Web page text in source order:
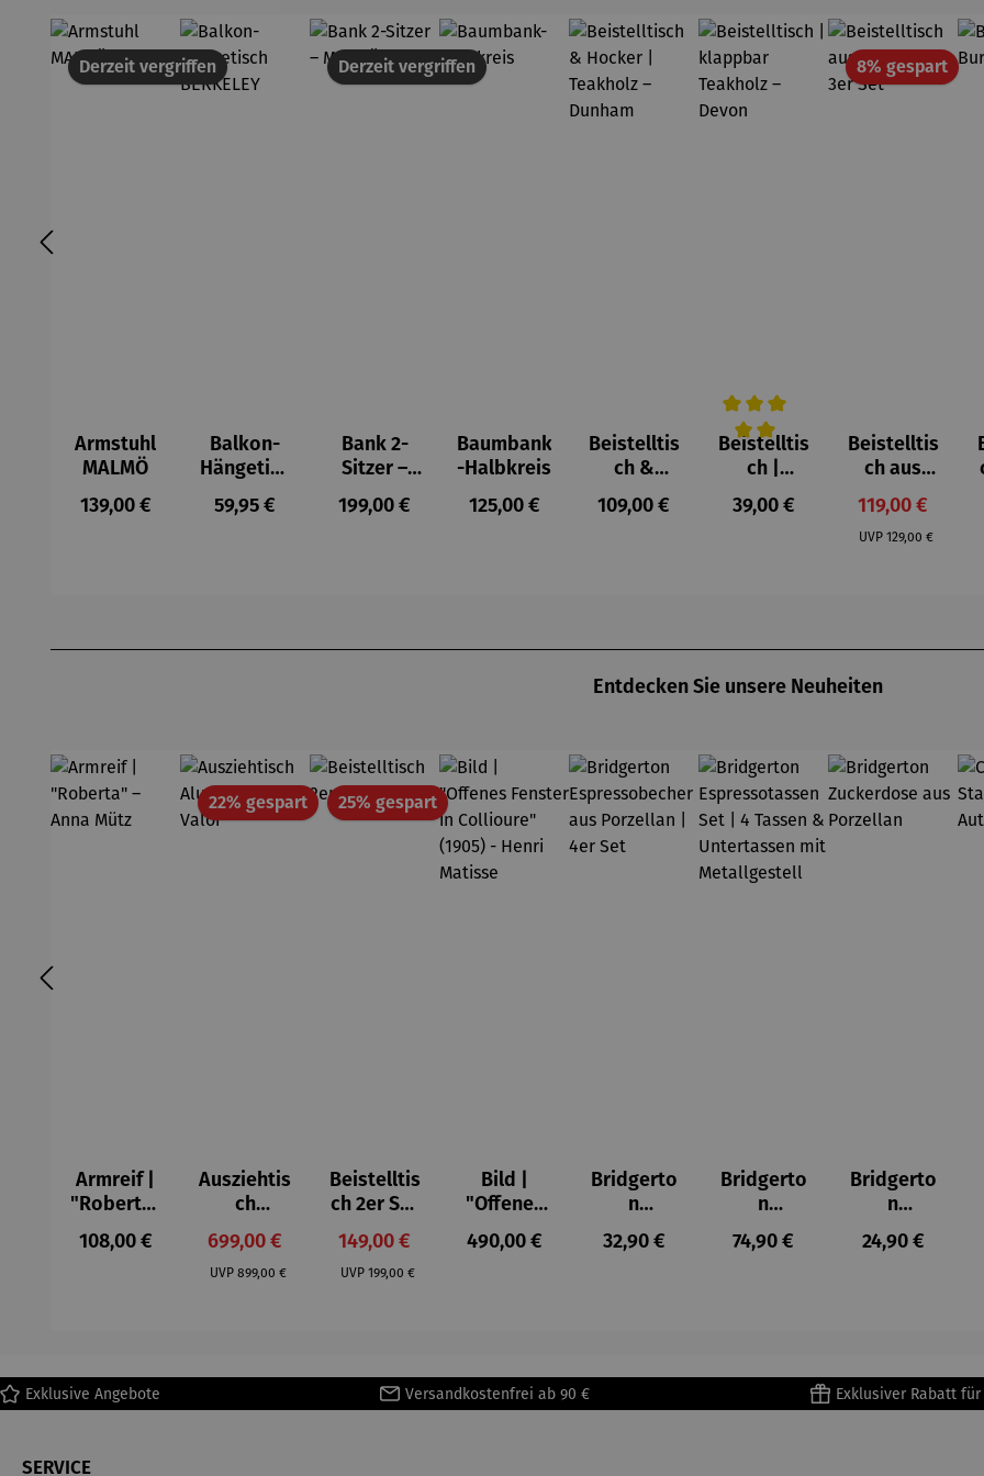
Derzeit vergriffen
Armstuhl
MALMÖ
Regulärer Preis:
139,00 €
Balkon-
Hängetisc
BERKELEY
Regulärer Preis:
59,95 €
Derzeit vergriffen
Bank 2-
Sitzer –
MALMÖ
Regulärer Preis:
199,00 €
Baumbank
-Halbkreis
Regulärer Preis:
125,00 €
Beistelltis
ch &
Hocker |
Teakholz –
Regulärer Preis:
109,00 €
Durchschnittliche Bewertung von
Beistelltis
ch |
klappbar
Teakholz –
Regulärer Preis:
39,00 €
8% gespart
Beistelltis
ch aus
Teakholz
3er Set
Verkaufspreis:
119,00 €
UVP Regulärer Preis:
129,00 €
Entdecken Sie unsere Neuheiten
Armreif |
"Roberta"
– Anna
Mütz
Regulärer Preis:
108,00 €
22% gespartRabatt
Ausziehtis
ch
Aluminium
– Valor
Verkaufspreis:
699,00 €
UVP Regulärer Preis:
899,00 €
25% gespartRabatt
Beistelltis
ch 2er Set
– Dalias
Verkaufspreis:
149,00 €
UVP Regulärer Preis:
199,00 €
Bild |
"Offenes
Fenster in
Collioure"
Regulärer Preis:
490,00 €
Bridgerto
n
Espresso
becher
Regulärer Preis:
32,90 €
Bridgerto
n
Espressot
assen Set
Metallges
Regulärer Preis:
74,90 €
Bridgerto
n
Zuckerdo
se aus
Regulärer
24,90 €
Exklusive Angebote Versandkostenfrei ab 90 € Exklusiver Rabatt
SERVICE